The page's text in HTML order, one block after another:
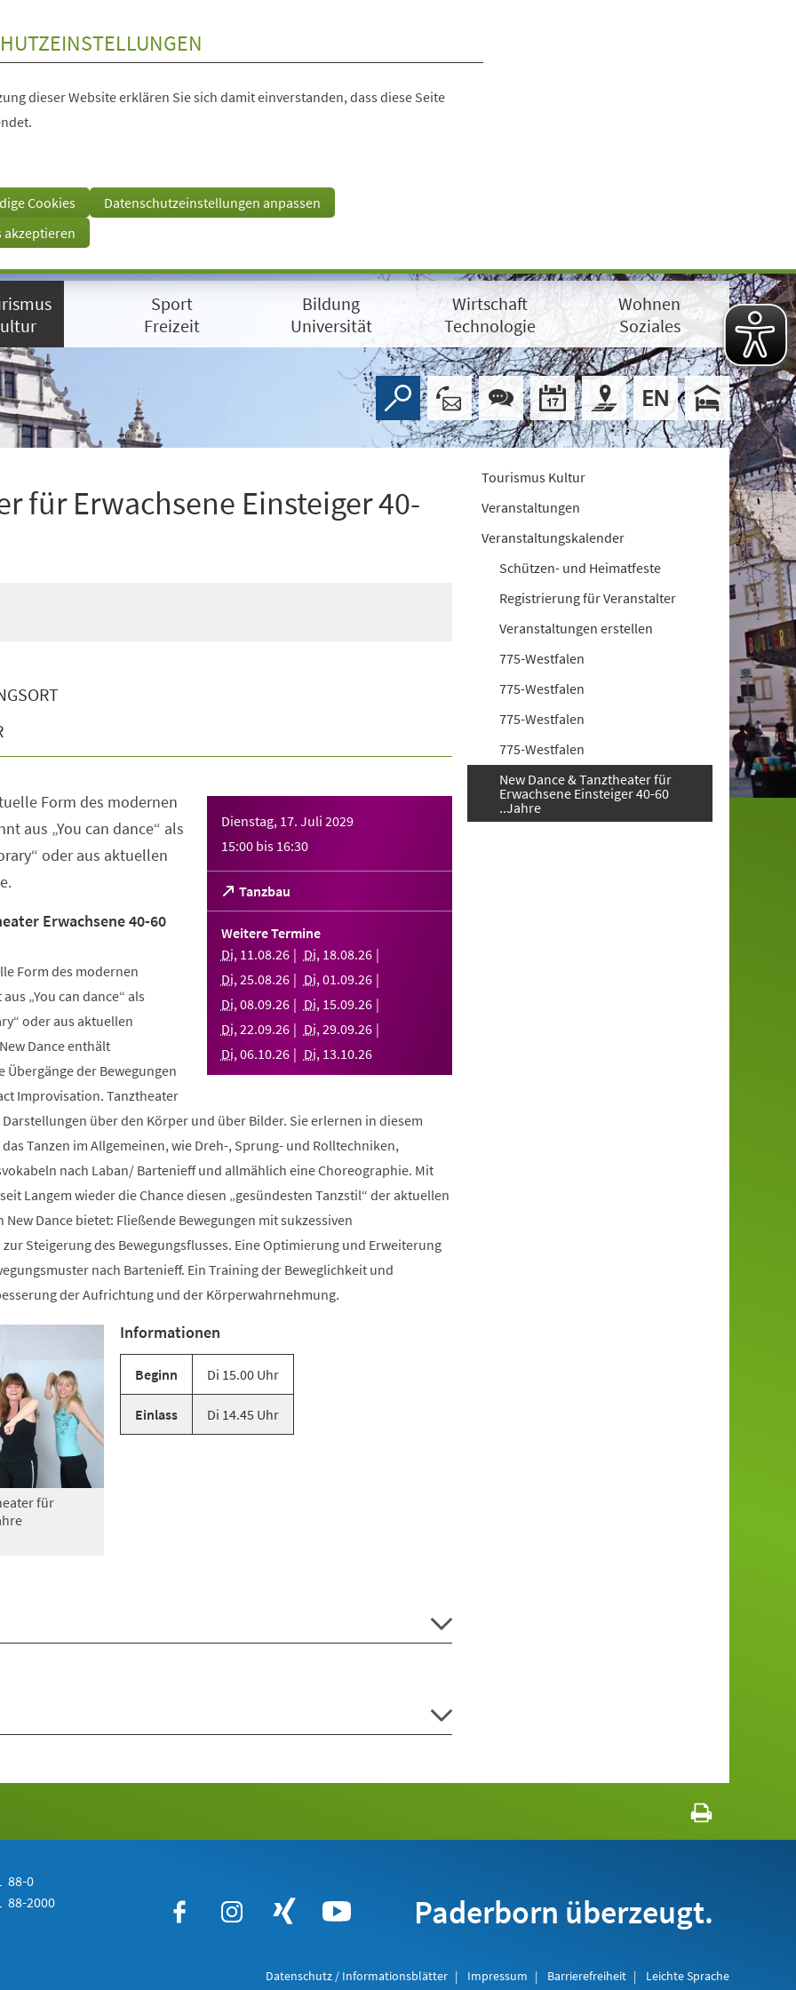
dieser Website erklären Sie sich damit einverstanden, dass diese Seite
Cookies
Datenschutzeinstellungen anpassen
akzeptieren
Sport
Freizeit
Bildung
Universität
Wirtschaft
Technologie
Wohnen
Soziales
für Erwachsene Einsteiger 40-
Dienstag, 17. Juli 2029
15:00 bis 16:30
Tanzbau
(Öffnet
in
einem
neuen
Tab)
Weitere Termine
Di, 11.08.26 Di, 18.08.26
Di,25.08.26 Di,01.09.26
Di,08.09.26 Di, 15.09.26
Di,22.09.26 Di,29.09.26
Di,06.10.26 Di, 13.10.26
Form des modernen
aus „You can dance“ als
oder aus aktuellen
Erwachsene 40-60
Form des modernen
„You can dance“ als
oder aus aktuellen
Dance enthält
der Bewegungen
Improvisation. Tanztheater
über den Körper und über Bilder. Sie erlernen in diesem
Tanzen im Allgemeinen, wie Dreh-, Sprung- und Rolltechniken,
nach Laban/ Bartenieff und allmählich eine Choreographie. Mit
Langem wieder die Chance diesen „gesündesten Tanzstil“ der aktuellen
New Dance bietet: Fließende Bewegungen mit sukzessiven
Steigerung des Bewegungsflusses. Eine Optimierung und Erweiterung
nach Bartenieff. Ein Training der Beweglichkeit und
der Aufrichtung und der Körperwahrnehmung.
für
Informationen
Beginn Di 15.00 Uhr
Einlass Di 14.45 Uhr
Tourismus Kultur
Veranstaltungen
Veranstaltungskalender
Schützen- und Heimatfeste
Registrierung für Veranstalter
Veranstaltungen erstellen
775-Westfalen
775-Westfalen
775-Westfalen
775-Westfalen
New Dance & Tanztheater für
Erwachsene Einsteiger 40-60
..Jahre
88-0
88-2000 Paderborn überzeugt.
Datenschutz / Informationsblätter Impressum Barrierefreiheit Leichte Sprache